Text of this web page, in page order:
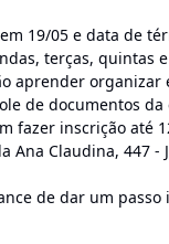
19/05 e data de
terças, quintas
aprender organizar
de documentos da
fazer inscrição até
Ana Claudina, 447
de dar um